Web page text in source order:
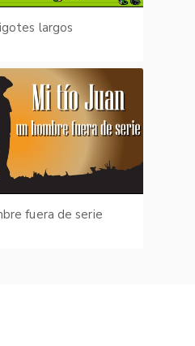
largos
fuera de serie